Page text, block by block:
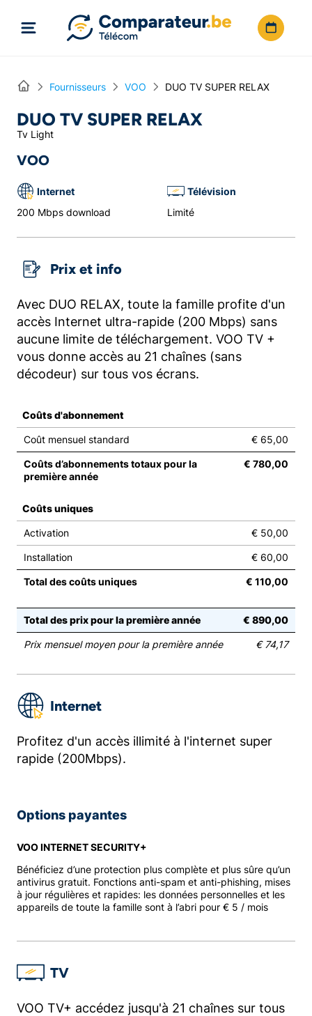
Home Fournisseurs VOO DUO TV SUPER RELAX
DUO TV SUPER RELAX
Tv Light
VOO
Internet
200 Mbps download
Télévision
Limité
Prix et info
Avec DUO RELAX, toute la famille profite d'un
accès Internet ultra-rapide (200 Mbps) sans
aucune limite de téléchargement. VOO TV +
vous donne accès au 21 chaînes (sans
décodeur) sur tous vos écrans.
Coûts d'abonnement
Coût mensuel standard € 65,00
Coûts d’abonnements totaux pour la
première année
€ 780,00
Coûts uniques
Activation € 50,00
Installation € 60,00
Total des coûts uniques € 110,00
Total des prix pour la première année € 890,00
Prix mensuel moyen pour la première année € 74,17
Internet
Profitez d'un accès illimité à l'internet super
rapide (200Mbps).
Options payantes
VOO INTERNET SECURITY+
Bénéficiez d’une protection plus complète et plus sûre qu’un
antivirus gratuit. Fonctions anti-spam et anti-phishing, mises
à jour régulières et rapides: les données personnelles et les
appareils de toute la famille sont à l’abri pour € 5 / mois
TV
VOO TV+ accédez jusqu'à 21 chaînes sur tous